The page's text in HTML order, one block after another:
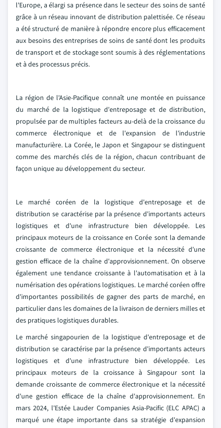
l'Europe, a élargi sa présence dans le secteur des soins de santé
grâce à un réseau innovant de distribution palettisée. Ce réseau
a été structuré de manière à répondre encore plus efficacement
aux besoins des entreprises de soins de santé dont les produits
de transport et de stockage sont soumis à des réglementations
et à des processus précis.
La région de l'Asie-Pacifique connaît une montée en puissance
du marché de la logistique d'entreposage et de distribution,
propulsée par de multiples facteurs au-delà de la croissance du
commerce électronique et de l'expansion de l'industrie
manufacturière. La Corée, le Japon et Singapour se distinguent
comme des marchés clés de la région, chacun contribuant de
façon unique au développement du secteur.
Le marché coréen de la logistique d'entreposage et de
distribution se caractérise par la présence d'importants acteurs
logistiques et d'une infrastructure bien développée. Les
principaux moteurs de la croissance en Corée sont la demande
croissante de commerce électronique et la nécessité d'une
gestion efficace de la chaîne d'approvisionnement. On observe
également une tendance croissante à l'automatisation et à la
numérisation des opérations logistiques. Le marché coréen offre
d'importantes possibilités de gagner des parts de marché, en
particulier dans les domaines de la livraison de derniers milles et
des pratiques logistiques durables.
Le marché singapourien de la logistique d'entreposage et de
distribution se caractérise par la présence d'importants acteurs
logistiques et d'une infrastructure bien développée. Les
principaux moteurs de la croissance à Singapour sont la
demande croissante de commerce électronique et la nécessité
d'une gestion efficace de la chaîne d'approvisionnement. En
mars 2024, l'Estée Lauder Companies Asia-Pacific (ELC APAC) a
marqué une étape importante dans sa stratégie d'expansion